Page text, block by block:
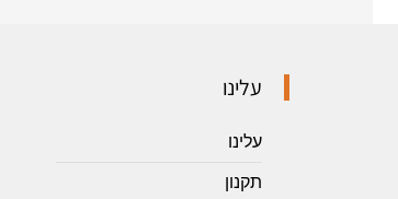
עלינו
עלינו
תקנון